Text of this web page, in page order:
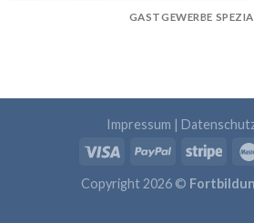
GASTGEWERBE
Impressum |
Copyright 2026 ©